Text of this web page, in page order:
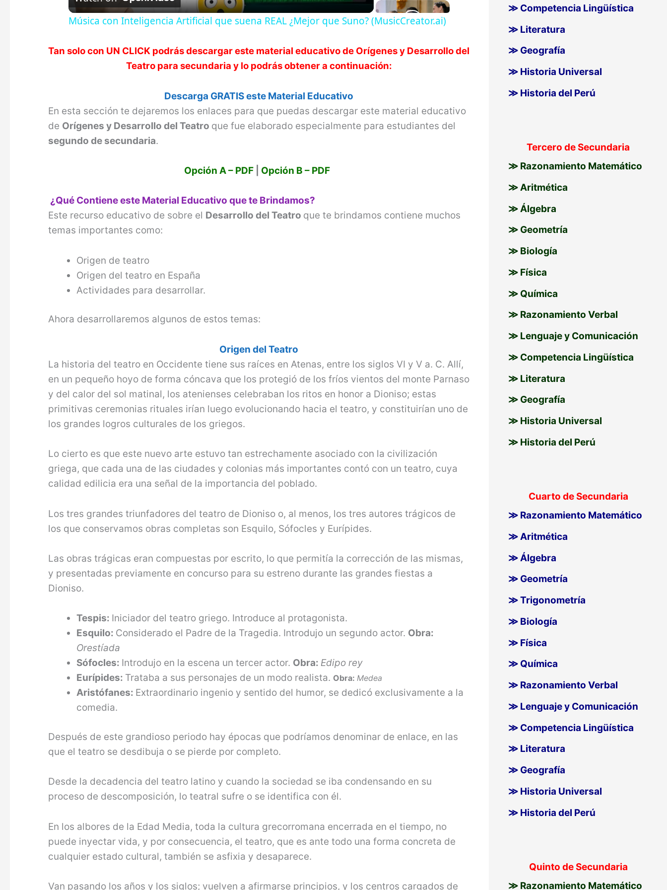
V
i
d
Música con Inteligencia Artificial que suena REAL ¿Mejor que Suno? (MusicCreator.ai)
Tan solo con UN CLICK podrás descargar este material educativo de Orígenes y Desarrollo del
Teatropara secundaria y lo podrás obtener a continuación:
Descarga GRATIS este Material Educativo
En esta sección te dejaremos los enlaces para que puedas descargar este material educativo
de Orígenes y Desarrollo del Teatro que fue elaborado especialmente para estudiantes del
segundo de secundaria.
Opción A – PDF| Opción B – PDF
¿Qué Contiene este Material Educativo que te Brindamos?
Este recurso educativo de sobre el Desarrollo del Teatro que te brindamos contiene muchos
temas importantes como:
Origen de teatro
Origen del teatro en España
Actividades para desarrollar.
Ahora desarrollaremos algunos de estos temas:
Origen del Teatro
La historia del teatro en Occidente tiene sus raíces en Atenas, entre los siglos VI y V a. C. Allí,
en un pequeño hoyo de forma cóncava que los protegió de los fríos vientos del monte Parnaso
y del calor del sol matinal, los atenienses celebraban los ritos en honor a Dioniso; estas
primitivas ceremonias rituales irían luego evolucionando hacia el teatro, y constituirían uno de
los grandes logros culturales de los griegos.
Lo cierto es que este nuevo arte estuvo tan estrechamente asociado con la civilización
griega, que cada una de las ciudades y colonias más importantes contó con un teatro, cuya
calidad edilicia era una señal de la importancia del poblado.
Los tres grandes triunfadores del teatro de Dioniso o, al menos, los tres autores trágicos de
los que conservamos obras completas son Esquilo, Sófocles y Eurípides.
Las obras trágicas eran compuestas por escrito, lo que permitía la corrección de las mismas,
y presentadas previamente en concurso para su estreno durante las grandes fiestas a
Dioniso.
Tespis: Iniciador del teatro griego. Introduce al protagonista.
Esquilo: Considerado el Padre de la Tragedia. Introdujo un segundo actor. Obra:
Orestíada
Sófocles: Introdujo en la escena un tercer actor. Obra: Edipo rey
Eurípides: Trataba a sus personajes de un modo realista. Obra:Medea
Aristófanes: Extraordinario ingenio y sentido del humor, se dedicó exclusivamente a la
comedia.
Después de este grandioso periodo hay épocas que podríamos denominar de enlace, en las
que el teatro se desdibuja o se pierde por completo.
Desde la decadencia del teatro latino y cuando la sociedad se iba condensando en su
proceso de descomposición, lo teatral sufre o se identifica con él.
En los albores de la Edad Media, toda la cultura grecorromana encerrada en el tiempo, no
puede inyectar vida, y por consecuencia, el teatro, que es ante todo una forma concreta de
cualquier estado cultural, también se asfixia y desaparece.
Van pasando los años y los siglos; vuelven a afirmarse principios, y los centros cargados de
≫ Competencia Lingüística
≫ Literatura
≫ Geografía
≫ Historia Universal
≫ Historia del Perú
Tercero de Secundaria
≫ Razonamiento Matemático
≫ Aritmética
≫ Álgebra
≫ Geometría
≫ Biología
≫ Física
≫ Química
≫ Razonamiento Verbal
≫ Lenguaje y Comunicación
≫ Competencia Lingüística
≫ Literatura
≫ Geografía
≫ Historia Universal
≫ Historia del Perú
Cuarto de Secundaria
≫ Razonamiento Matemático
≫ Aritmética
≫ Álgebra
≫ Geometría
≫ Trigonometría
≫ Biología
≫ Física
≫ Química
≫ Razonamiento Verbal
≫ Lenguaje y Comunicación
≫ Competencia Lingüística
≫ Literatura
≫ Geografía
≫ Historia Universal
≫ Historia del Perú
Quinto de Secundaria
≫ Razonamiento Matemático